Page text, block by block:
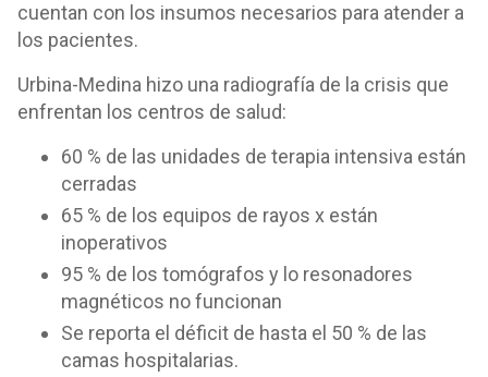
cuentan con los insumos necesarios para atender a
los pacientes.
Urbina-Medina hizo una radiografía de la crisis que
enfrentan los centros de salud:
60 % de las unidades de terapia intensiva están
cerradas
65 % de los equipos de rayos x están
inoperativos
95 % de los tomógrafos y lo resonadores
magnéticos no funcionan
Se reporta el déficit de hasta el 50 % de las
camas hospitalarias.